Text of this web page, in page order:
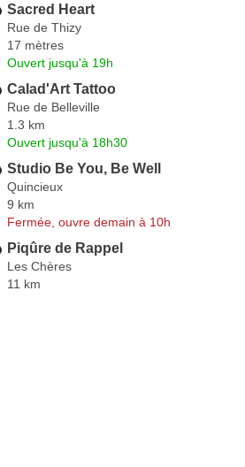
Sacred Heart
Rue de Thizy
17 mètres
Ouvert jusqu'à 19h
Calad'Art Tattoo
Rue de Belleville
1.3 km
Ouvert jusqu'à 18h30
Studio Be You, Be Well
Quincieux
9 km
Fermée, ouvre demain à 10h
Piqûre de Rappel
Les Chères
11 km